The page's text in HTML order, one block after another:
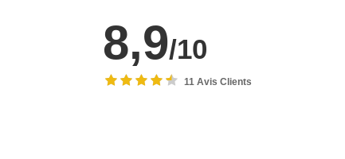
8,9/10
11 Avis Clients